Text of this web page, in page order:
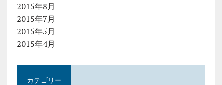
2015年8月
2015年7月
2015年5月
2015年4月
カテゴリー